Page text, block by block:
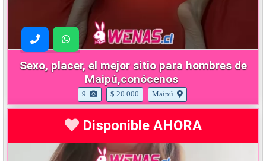
Sexo, placer, el mejor sitio para hombres de
Maipú,conócenos
9 $ 20.000 Maipú
Disponible AHORA